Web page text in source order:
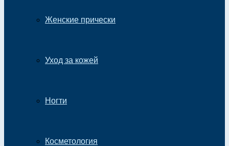
Женские прически
Уход за кожей
Ногти
Косметология